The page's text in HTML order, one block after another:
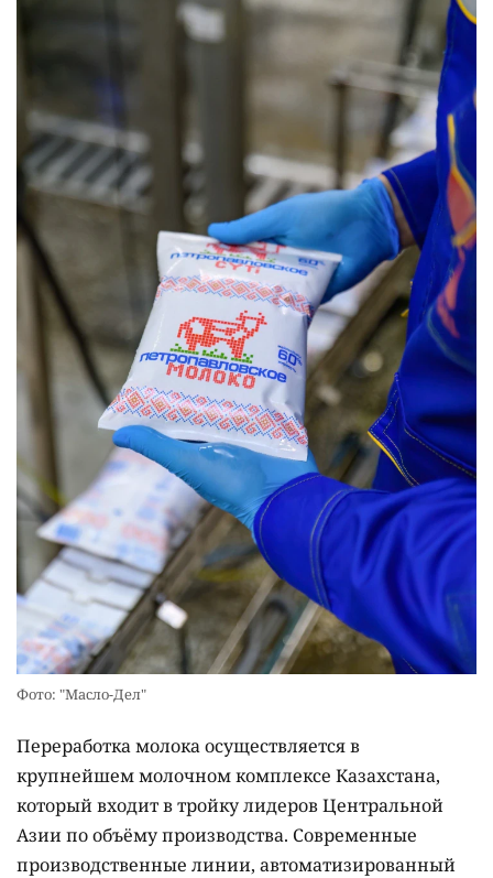
Фото: "Масло-Дел"
Переработка молока осуществляется в
крупнейшем молочном комплексе Казахстана,
который входит в тройку лидеров Центральной
Азии по объёму производства. Современные
производственные линии, автоматизированный